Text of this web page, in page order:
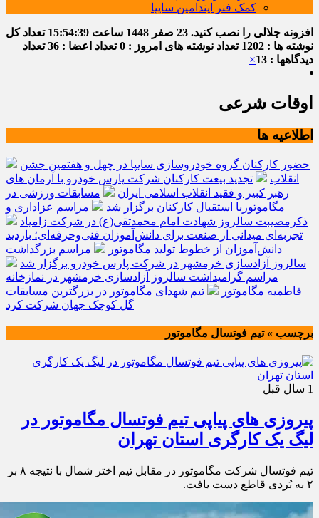
کمک فنر ایندامین سایپا
افزونه جلالی را نصب کنید. 23 صفر 1448 ساعت 15:54:39 تعداد کل
نوشته ها : 1202
تعداد نوشته های امروز : 0 تعداد اعضا : 36
تعداد
دیدگاهها : 13
×
اوقات شرعی
اطلاعیه ها
حضور کارکنان گروه خودروسازی سایپا در چهل و هفتمین جشن
انقلاب
تجدید بیعت کارکنان شرکت پارس خودرو با آرمان های
رهبر کبیر و فقید انقلاب اسلامی ایران
مسابقات ورزشی در
مگاموتوربا استقبال کارکنان برگزار شد
مراسم عزاداری و
ذکرمصیبت سالروز شهادت امام محمدتقی(ع) در شرکت زامیاد
تجربه‌ای میدانی از صنعت برای دانش‌آموزان فنی‌وحرفه‌ای؛ بازدید
دانش‌آموزان از خطوط تولید مگاموتور
مراسم بزرگداشت
سالروز آزادسازی خرمشهر در شرکت پارس خودرو برگزار شد
مراسم گرامیداشت سالروز آزادسازی خرمشهر در نمازخانه
فاطمیه مگاموتور
تیم شهدای مگاموتور در بزرگترین مسابقات
گل کوچک جهان شرکت کرد
برچسب » تیم فوتسال مگاموتور
1 سال قبل
پیروزی های پیاپی تیم فوتسال مگاموتور در
لیگ یک کارگری استان تهران
تیم فوتسال شرکت مگاموتور در مقابل تیم اختر شمال با نتیجه ۸ بر
۲ به بُردی قاطع دست یافت.